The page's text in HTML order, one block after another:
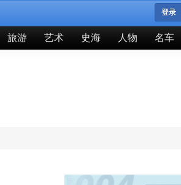
登录
旅游 艺术 史海 人物 名车